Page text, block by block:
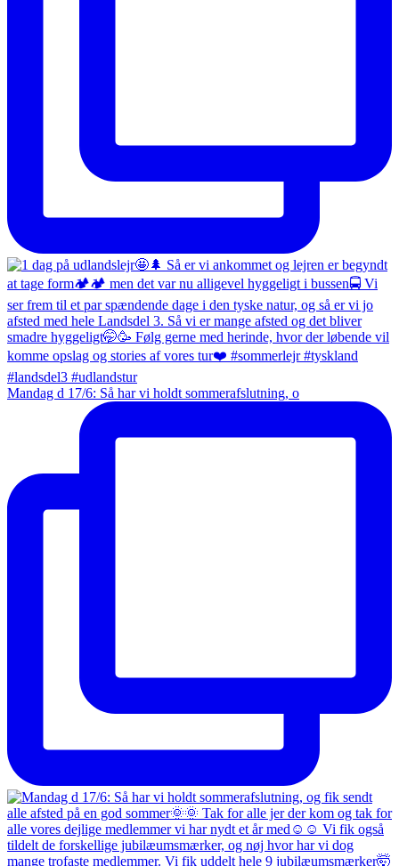
Mandag d 17/6: Så har vi holdt sommerafslutning, o